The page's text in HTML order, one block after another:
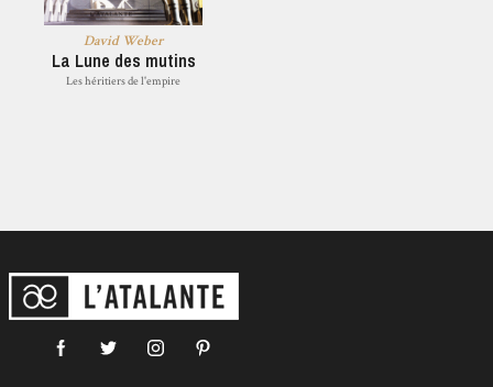
David Weber
La Lune des mutins
Les héritiers de l'empire